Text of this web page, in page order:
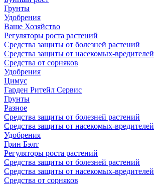
Грунты
Удобрения
Ваше Хозяйство
Регуляторы роста растений
Средства защиты от болезней растений
Средства защиты от насекомых-вредителей
Средства от сорняков
Удобрения
Цимус
Гарден Ритейл Сервис
Грунты
Разное
Средства защиты от болезней растений
Средства защиты от насекомых-вредителей
Удобрения
Грин Бэлт
Регуляторы роста растений
Средства защиты от болезней растений
Средства защиты от насекомых-вредителей
Средства от сорняков